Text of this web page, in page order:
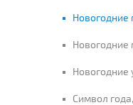
Новогодние
Новогодние
Новогодние
Символ